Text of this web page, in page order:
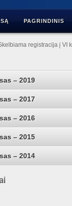
PAGRINDINIS
registracija į VI
– 2019
– 2017
– 2016
– 2015
– 2014